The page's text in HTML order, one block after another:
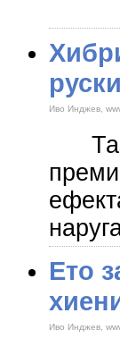
Иво Инджев,
Ето
Иво Инджев,